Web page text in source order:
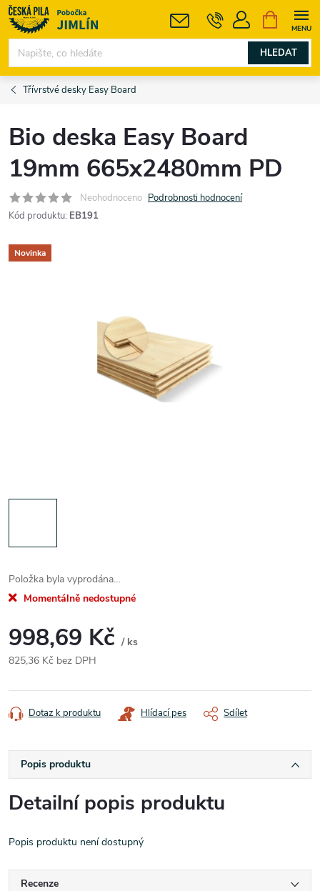
Přejít
na
obsah
HLEDAT
NÁKUPNÍ
KOŠÍK
Třívrstvé desky Easy Board
Bio deska Easy Board
19mm 665x2480mm PD
Neohodnoceno Podrobnosti hodnocení
Kód produktu: EB191
Novinka
Položka byla vyprodána…
Momentálně nedostupné
998,69 Kč / ks
825,36 Kč bez DPH
cena:
Dotaz k produktu Hlídací pes Sdílet
Popis produktu
Detailní popis produktu
Popis produktu není dostupný
Recenze